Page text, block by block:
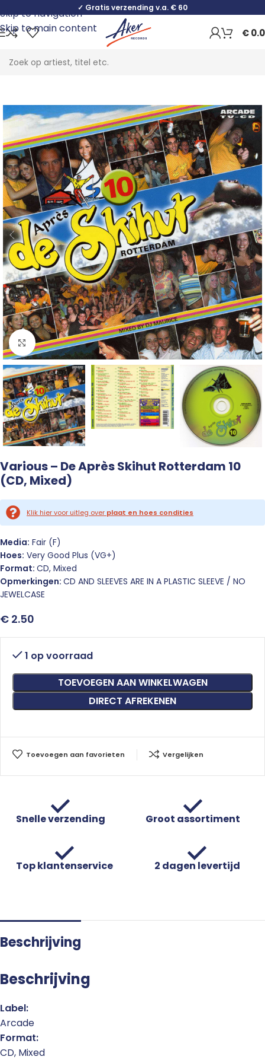
Skip to navigation
Skip to main content
✓ Gratis verzending v.a. € 60
€
Home Pop
Click to enlarge
Various – De Après Skihut Rotterdam 10
(CD, Mixed)
Klik hier voor uitleg over plaat en hoes condities
Media: Fair (F)
Hoes: Very Good Plus (VG+)
Format: CD, Mixed
Opmerkingen: CD AND SLEEVES ARE IN A PLASTIC SLEEVE / NO
JEWELCASE
€ 2.50
1 op voorraad
TOEVOEGEN AAN WINKELWAGEN
DIRECT AFREKENEN
Toevoegen aan favorieten Vergelijken
Snelle verzending Groot assortiment
Top klantenservice 2 dagen levertijd
Beschrijving
Beschrijving
Label:
Arcade
Format:
CD, Mixed